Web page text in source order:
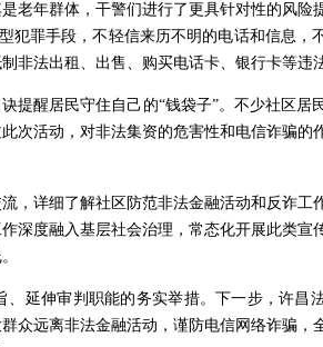
老年群体，干警们进行了更具针对性的风险
犯罪手段，不轻信来历不明的电话和信息，
非法出租、出售、购买电话卡、银行卡等违
提醒居民守住自己的“钱袋子”。不少社区居
次活动，对非法集资的危害性和电信诈骗的
，详细了解社区防范非法金融活动和反诈工
深度融入基层社会治理，常态化开展此类宣
延伸审判职能的务实举措。下一步，许昌
众远离非法金融活动，谨防电信网络诈骗，